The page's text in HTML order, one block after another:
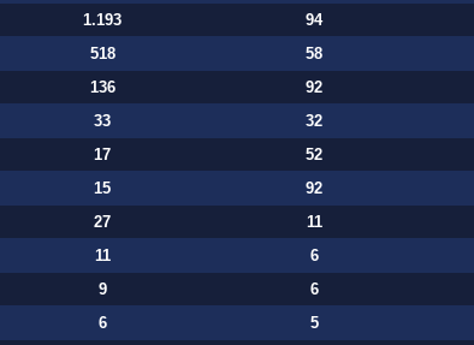
1.193 94
518 58
136 92
33 32
17 52
15 92
27 11
11 6
9 6
6 5